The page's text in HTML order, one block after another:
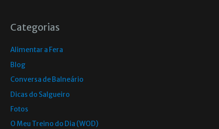
Categorias
Alimentar a Fera
Blog
Conversa de Balneário
Dicas do Salgueiro
Fotos
O Meu Treino do Dia (WOD)